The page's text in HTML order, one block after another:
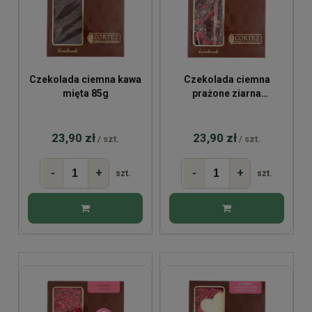
Czekolada ciemna kawa
mięta 85g
23,90 zł / szt.
- + szt.
Czekolada ciemna
prażone ziarna
23,90 zł / szt.
- + szt.